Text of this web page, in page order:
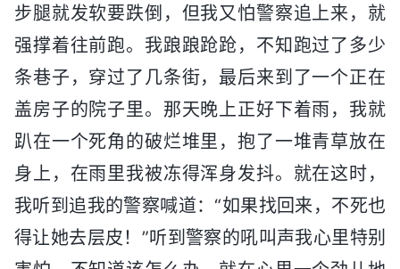
步腿就发软要跌倒，但我又怕警察追上来，就
强撑着往前跑。我踉踉跄跄，不知跑过了多少
条巷子，穿过了几条街，最后来到了一个正在
盖房子的院子里。那天晚上正好下着雨，我就
趴在一个死角的破烂堆里，抱了一堆青草放在
身上，在雨里我被冻得浑身发抖。就在这时，
我听到追我的警察喊道：“如果找回来，不死也
得让她去层皮！”听到警察的吼叫声我心里特别